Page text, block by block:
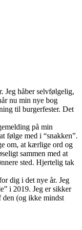
Jeg håber selvfølgelig,
nu min nye bog
til burgerfester. Det
på min
følge med i “snakken”.
om, at kærlige ord og
sammen med at
sted. Hjertelig tak
dig i det nye år. Jeg
i 2019. Jeg er sikker
den (og ikke mindst